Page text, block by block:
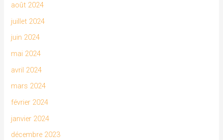
août 2024
juillet 2024
juin 2024
mai 2024
avril 2024
mars 2024
février 2024
janvier 2024
décembre 2023